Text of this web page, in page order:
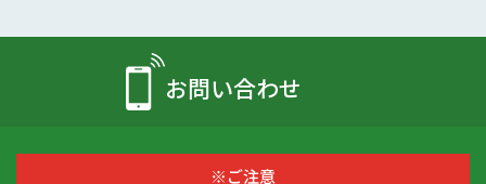
お問い合わせ
※ご注意